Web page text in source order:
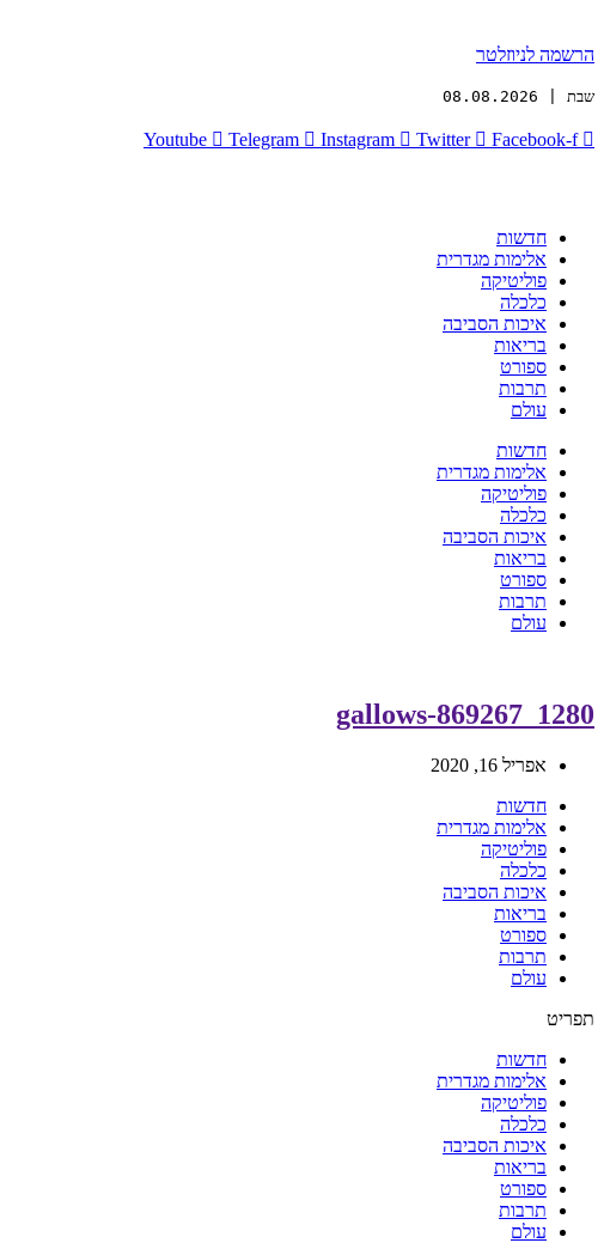
הרשמה לניוזלטר
שבת | 08.08.2026
Youtube Telegram Instagram Twitter Facebook-f
חדשות
אלימות מגדרית
פוליטיקה
כלכלה
איכות הסביבה
בריאות
ספורט
תרבות
עולם
חדשות
אלימות מגדרית
פוליטיקה
כלכלה
איכות הסביבה
בריאות
ספורט
תרבות
עולם
gallows-869267_1280
אפריל 16, 2020
חדשות
אלימות מגדרית
פוליטיקה
כלכלה
איכות הסביבה
בריאות
ספורט
תרבות
עולם
תפריט
חדשות
אלימות מגדרית
פוליטיקה
כלכלה
איכות הסביבה
בריאות
ספורט
תרבות
עולם